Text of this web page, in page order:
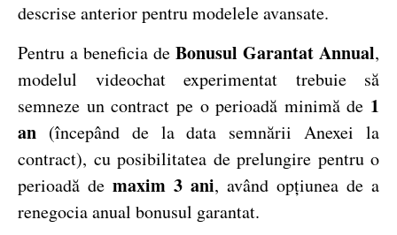
descrise anterior pentru modelele avansate.
Pentru a beneficia de Bonusul Garantat Annual,
modelul videochat experimentat trebuie să
semneze un contract pe o perioadă minimă de 1
an (începând de la data semnării Anexei la
contract), cu posibilitatea de prelungire pentru o
perioadă de maxim 3 ani, având opțiunea de a
renegocia anual bonusul garantat.